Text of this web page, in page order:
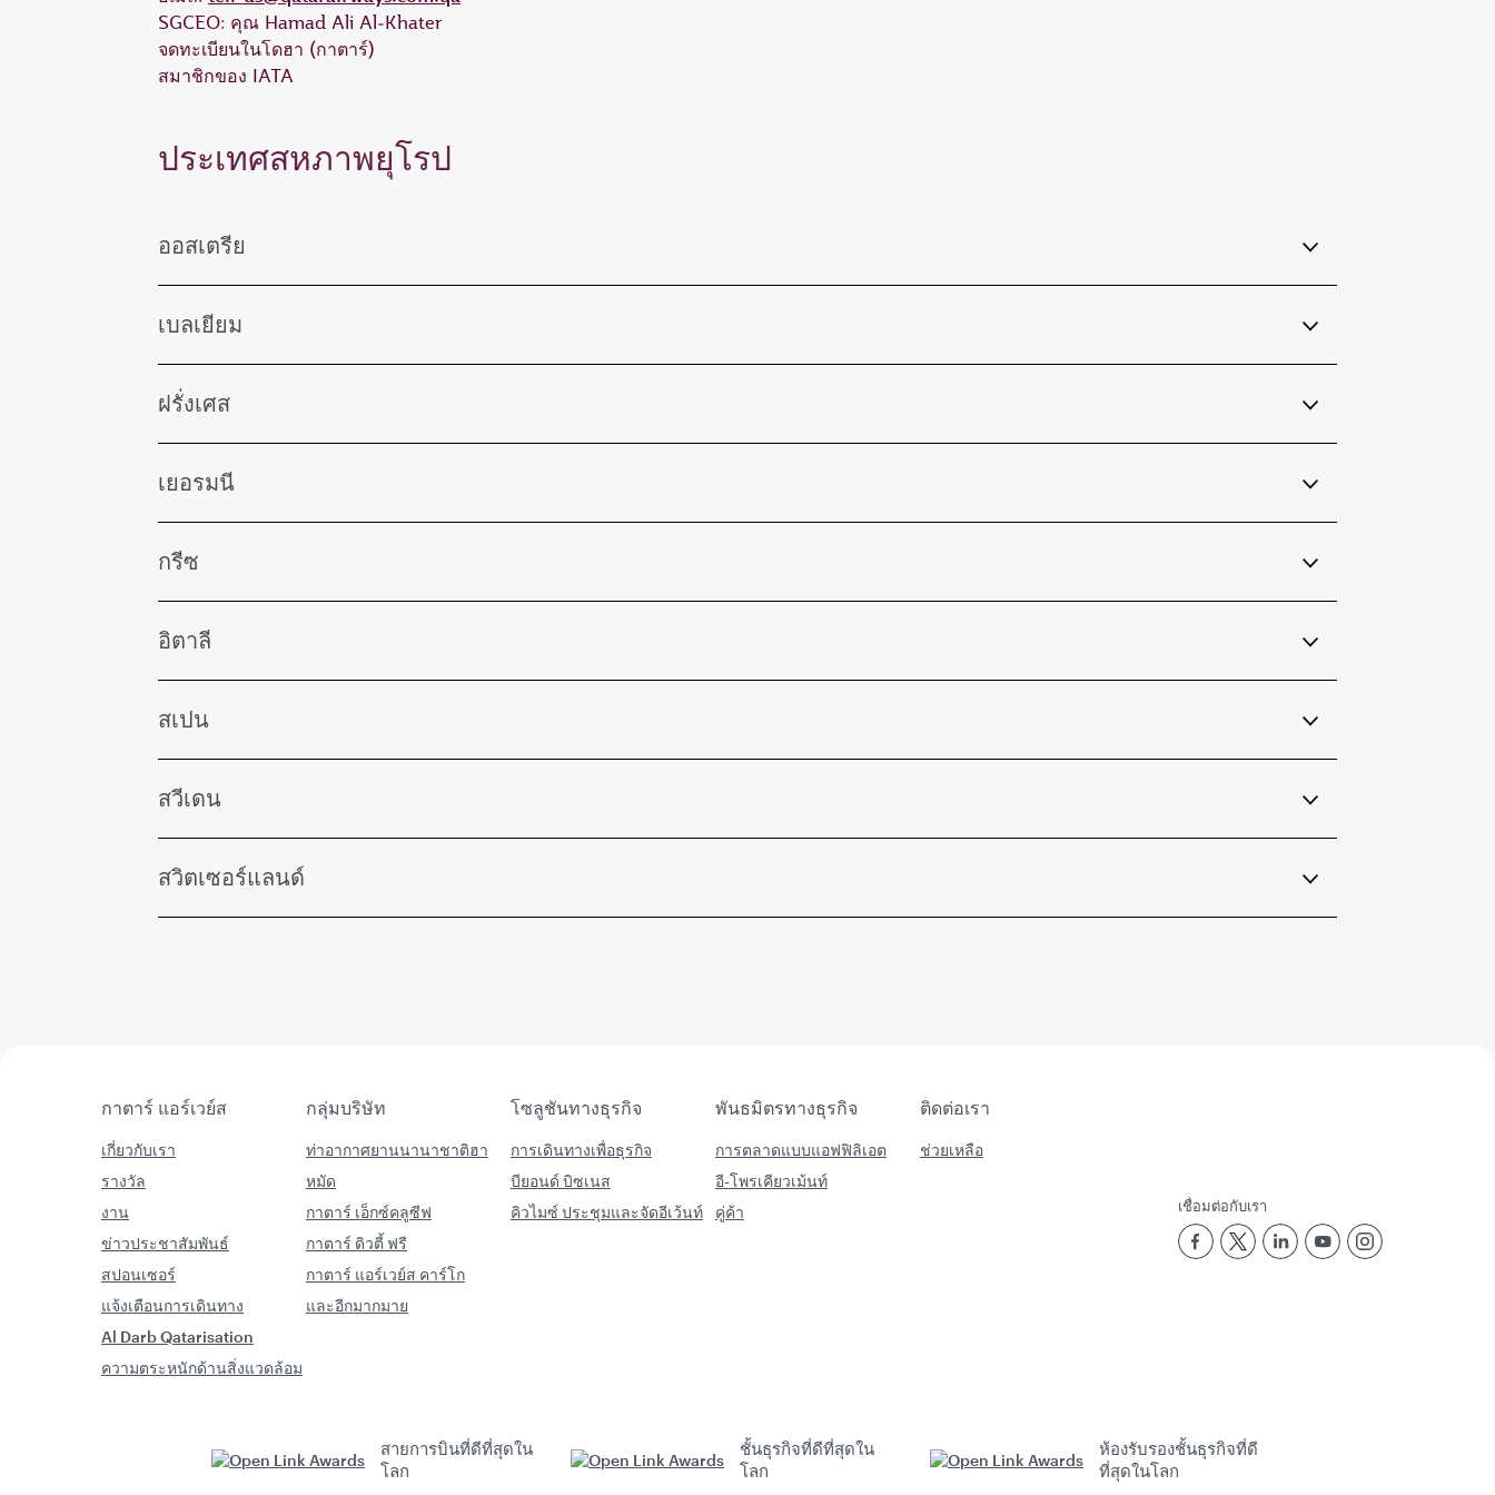
SGCEO: คุณ Hamad Ali Al‑Khater
จดทะเบียนในโดฮา (กาตาร์)
สมาชิกของ IATA
ประเทศสหภาพยุโรป
ออสเตรีย
เบลเยียม
ฝรั่งเศส
เยอรมนี
กรีซ
อิตาลี
สเปน
สวีเดน
สวิตเซอร์แลนด์
กาตาร์ แอร์เวย์ส กลุ่มบริษัท โซลูชันทางธุรกิจ พันธมิตรทางธุรกิจ ติดต่อเรา
เกี่ยวกับเรา
รางวัล
งาน
ข่าวประชาสัมพันธ์
สปอนเซอร์
แจ้งเตือนการเดินทาง
Al Darb Qatarisation
ความตระหนักด้านสิ่งแวดล้อม
ท่าอากาศยานนานาชาติฮา
หมัด
กาตาร์ เอ็กซ์คลูซีฟ
กาตาร์ ดิวตี้ ฟรี
กาตาร์ แอร์เวย์ส คาร์โก
และอีกมากมาย
การเดินทางเพื่อธุรกิจ
บียอนด์ บิซเนส
คิวไมซ์ ประชุมและจัดอีเว้นท์
การตลาดแบบแอฟฟิลิเอต
อี-โพรเคียวเม้นท์
คู่ค้า
ช่วยเหลือ
เชื่อมต่อกับเรา
สายการบินที่ดีที่สุดใน
โลก
ชั้นธุรกิจที่ดีที่สุดใน
โลก
ห้องรับรองชั้นธุรกิจที่ดี
ที่สุดในโลก